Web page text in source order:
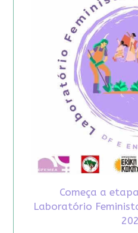
Começa a
Laboratório